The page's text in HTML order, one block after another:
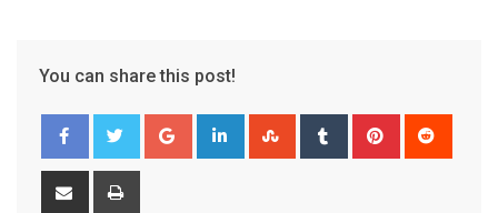
You can share this post!